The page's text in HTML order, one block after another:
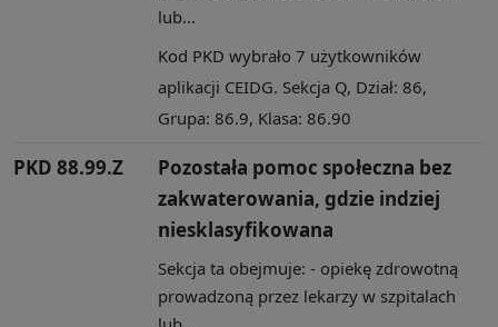
lub...
Kod PKD wybrało 7 użytkowników
aplikacji CEIDG. Sekcja Q, Dział: 86,
Grupa: 86.9, Klasa: 86.90
PKD 88.99.Z
Pozostała pomoc społeczna bez
zakwaterowania, gdzie indziej
niesklasyfikowana
Sekcja ta obejmuje: - opiekę zdrowotną
prowadzoną przez lekarzy w szpitalach